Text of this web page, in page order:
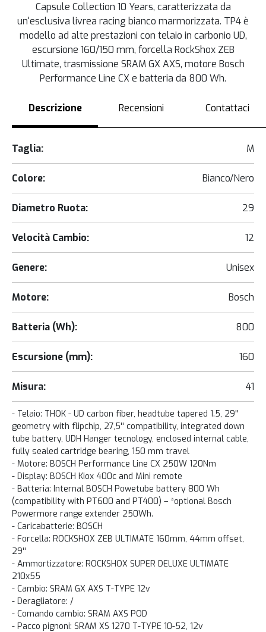
Capsule Collection 10 Years, caratterizzata da
un'esclusiva livrea racing bianco marmorizzata. TP4 è
modello ad alte prestazioni con telaio in carbonio UD,
escursione 160/150 mm, forcella RockShox ZEB
Ultimate, trasmissione SRAM GX AXS, motore Bosch
Performance Line CX e batteria da 800 Wh.
Descrizione Recensioni Contattaci
Taglia: M
Colore: Bianco/Nero
Diametro Ruota: 29
Velocità Cambio: 12
Genere: Unisex
Motore: Bosch
Batteria (Wh): 800
Escursione (mm): 160
Misura: 41
- Telaio: THOK - UD carbon fiber, headtube tapered 1.5, 29''
geometry with flipchip, 27,5'' compatibility, integrated down
tube battery, UDH Hanger tecnology, enclosed internal cable,
fully sealed cartridge bearing, 150 mm travel
- Motore: BOSCH Performance Line CX 250W 120Nm
- Display: BOSCH Kiox 400c and Mini remote
- Batteria: Internal BOSCH Powetube battery 800 Wh
(compatibility with PT600 and PT400) – *optional Bosch
Powermore range extender 250Wh.
- Caricabatterie: BOSCH
- Forcella: ROCKSHOX ZEB ULTIMATE 160mm, 44mm offset,
29''
- Ammortizzatore: ROCKSHOX SUPER DELUXE ULTIMATE
210x55
- Cambio: SRAM GX AXS T-TYPE 12v
- Deragliatore: /
- Comando cambio: SRAM AXS POD
- Pacco pignoni: SRAM XS 1270 T-TYPE 10-52, 12v